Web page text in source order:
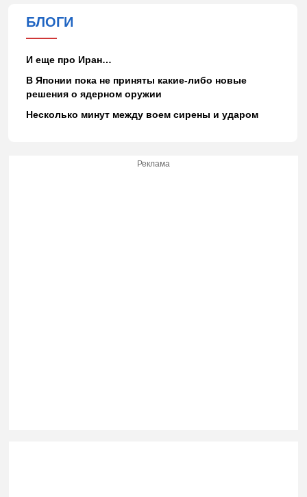
БЛОГИ
И еще про Иран…
В Японии пока не приняты какие-либо новые
решения о ядерном оружии
Несколько минут между воем сирены и ударом
Реклама